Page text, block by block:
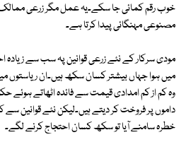
خوب رقم کمائی جا سکے۔یہ عمل مگر زرعی ممالک
مصنوعی مہنگائی پیدا کرتا ہے۔
مودی سرکار کے نئے زرعی قوانین پہ سب سے زیادہ
میں ہوا جہاں بیشتر کسان سکھ ہیں۔ان ریاستوں
وہ کم از کم امدادی قیمت سے فائدہ اٹھاتے ہوئے
داموں پر فروخت کر دیتے ہیں۔لیکن نئے قوانین
خطرہ سامنے آیا تو سکھ کسان احتجاج کرنے لگے۔